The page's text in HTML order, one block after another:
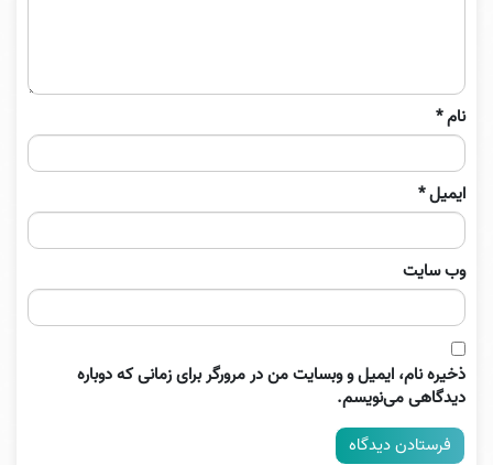
نام*
ایمیل*
وب‌ سایت
ذخیره نام، ایمیل و وبسایت من در مرورگر برای زمانی که دوباره
دیدگاهی می‌نویسم.